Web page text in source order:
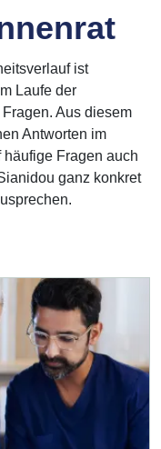
ist
Laufe der
Aus diesem
Antworten im
Fragen auch
ganz konkret